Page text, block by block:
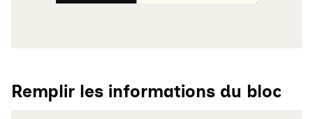
Remplir les informations du bloc